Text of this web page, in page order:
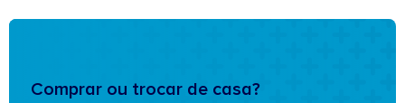
Comprar ou trocar de casa?